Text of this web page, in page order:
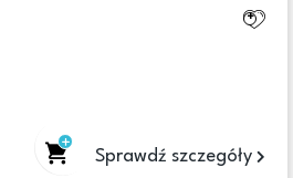
Sprawdź szczegóły